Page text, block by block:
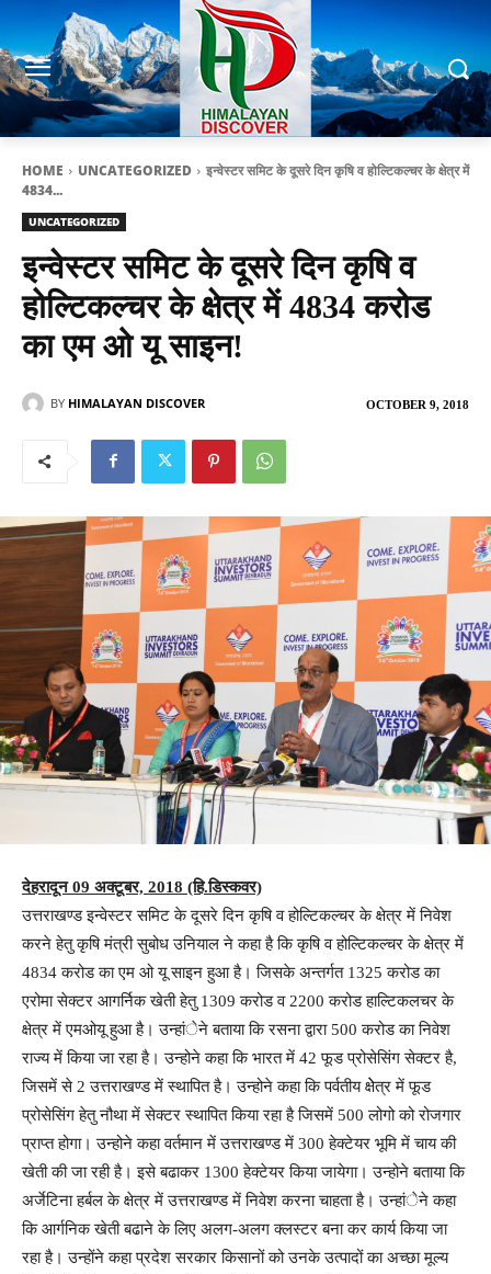
HOME UNCATEGORIZED
इन्वेस्टर समिट के दूसरे दिन कृषि व होल्टिकल्चर के क्षेत्र में
4834...
UNCATEGORIZED
इन्वेस्टर समिट के दूसरे दिन कृषि व
होल्टिकल्चर के क्षेत्र में 4834 करोड
का एम ओ यू साइन!
OCTOBER 9, 2018
BY HIMALAYAN DISCOVER
देहरादून 09 अक्टूबर, 2018 (हि.डिस्कवर)
उत्तराखण्ड इन्वेस्टर समिट के दूसरे दिन कृषि व होल्टिकल्चर के क्षेत्र में निवेश
करने हेतु कृषि मंत्री सुबोध उनियाल ने कहा है कि कृषि व होल्टिकल्चर के क्षेत्र में
4834 करोड का एम ओ यू साइन हुआ है। जिसके अन्तर्गत 1325 करोड का
एरोमा सेक्टर आगर्निक खेती हेतु 1309 करोड व 2200 करोड हाल्टिकलचर के
क्षेत्र में एमओयू हुआ है। उन्हांेने बताया कि रसना द्वारा 500 करोड का निवेश
राज्य में किया जा रहा है। उन्होने कहा कि भारत में 42 फूड प्रोसेसिंग सेक्टर है,
जिसमें से 2 उत्तराखण्ड में स्थापित है। उन्होने कहा कि पर्वतीय क्षेेत्र में फूड
प्रोसेसिंग हेतु नौथा में सेक्टर स्थापित किया रहा है जिसमें 500 लोगो को रोजगार
प्राप्त होगा। उन्होने कहा वर्तमान में उत्तराखण्ड में 300 हेक्टेयर भूमि में चाय की
खेती की जा रही है। इसे बढाकर 1300 हेक्टेयर किया जायेगा। उन्होने बताया कि
अर्जेटिना हर्बल के क्षेत्र में उत्तराखण्ड में निवेश करना चाहता है। उन्हांेने कहा
कि आर्गनिक खेती बढाने के लिए अलग-अलग क्लस्टर बना कर कार्य किया जा
रहा है। उन्होंने कहा प्रदेश सरकार किसानों को उनके उत्पादों का अच्छा मूल्य